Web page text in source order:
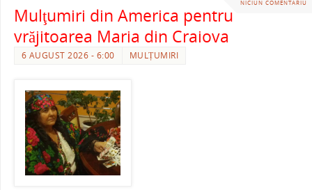
NICIUN COMENTARIU
Mulţumiri din America pentru
vrăjitoarea Maria din Craiova
6 AUGUST 2026 - 6:00 MULȚUMIRI